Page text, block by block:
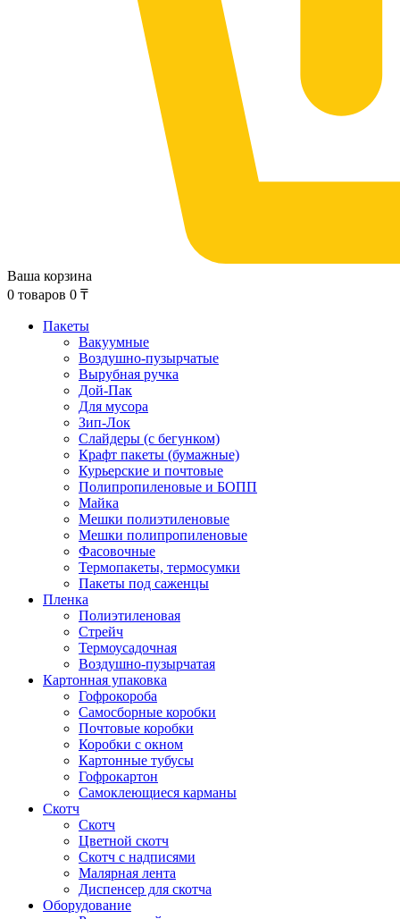
Ваша корзина
0 товаров 0 ₸
Пакеты
Вакуумные
Воздушно-пузырчатые
Вырубная ручка
Дой-Пак
Для мусора
Зип-Лок
Слайдеры (с бегунком)
Крафт пакеты (бумажные)
Курьерские и почтовые
Полипропиленовые и БОПП
Майка
Мешки полиэтиленовые
Мешки полипропиленовые
Фасовочные
Термопакеты, термосумки
Пакеты под саженцы
Пленка
Полиэтиленовая
Стрейч
Термоусадочная
Воздушно-пузырчатая
Картонная упаковка
Гофрокороба
Самосборные коробки
Почтовые коробки
Коробки с окном
Картонные тубусы
Гофрокартон
Самоклеющиеся карманы
Скотч
Скотч
Цветной скотч
Скотч с надписями
Малярная лента
Диспенсер для скотча
Оборудование